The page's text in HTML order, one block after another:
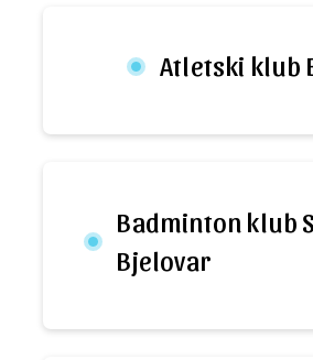
Atletski klub
Badminton klub
Bjelovar